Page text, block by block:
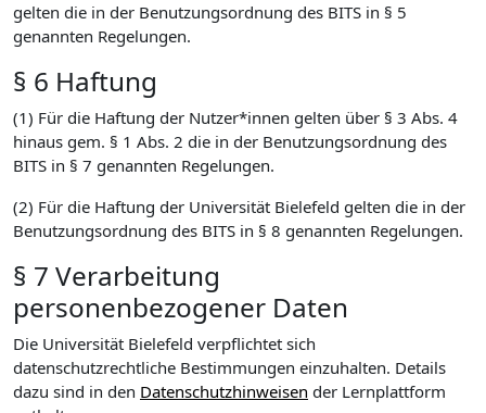
gelten die in der Benutzungsordnung des BITS in § 5
genannten Regelungen.
§ 6 Haftung
(1) Für die Haftung der Nutzer*innen gelten über § 3 Abs. 4
hinaus gem. § 1 Abs. 2 die in der Benutzungsordnung des
BITS in § 7 genannten Regelungen.
(2) Für die Haftung der Universität Bielefeld gelten die in der
Benutzungsordnung des BITS in § 8 genannten Regelungen.
§ 7 Verarbeitung
personenbezogener Daten
Die Universität Bielefeld verpflichtet sich
datenschutzrechtliche Bestimmungen einzuhalten. Details
dazu sind in den Datenschutzhinweisen der Lernplattform